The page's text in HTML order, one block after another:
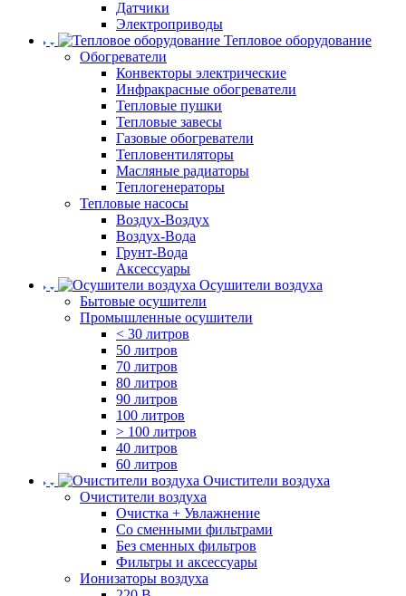
Датчики
Электроприводы
Тепловое оборудование
Обогреватели
Конвекторы электрические
Инфракрасные обогреватели
Тепловые пушки
Тепловые завесы
Газовые обогреватели
Тепловентиляторы
Масляные радиаторы
Теплогенераторы
Тепловые насосы
Воздух-Воздух
Воздух-Вода
Грунт-Вода
Аксессуары
Осушители воздуха
Бытовые осушители
Промышленные осушители
< 30 литров
50 литров
70 литров
80 литров
90 литров
100 литров
> 100 литров
40 литров
60 литров
Очистители воздуха
Очистители воздуха
Очистка + Увлажнение
Cо сменными фильтрами
Без сменных фильтров
Фильтры и аксессуары
Ионизаторы воздуха